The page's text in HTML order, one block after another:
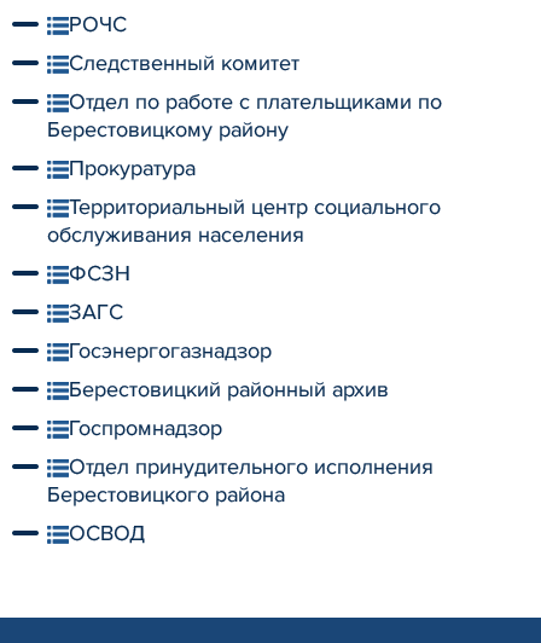
РОЧС
Следственный комитет
Отдел по работе с плательщиками по
Берестовицкому району
Прокуратура
Территориальный центр социального
обслуживания населения
ФСЗН
ЗАГС
Госэнергогазнадзор
Берестовицкий районный архив
Госпромнадзор
Отдел принудительного исполнения
Берестовицкого района
ОСВОД